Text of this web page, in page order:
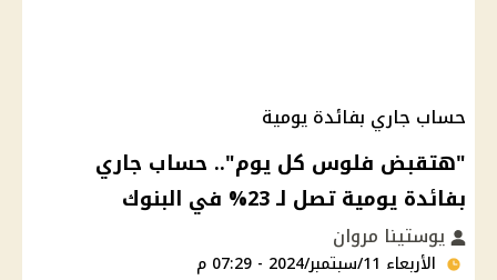
حساب جاري بفائدة يومية
"هتقبض فلوس كل يوم".. حساب جاري
بفائدة يومية تصل لـ 23% في البنوك
يوستينا مروان
الأربعاء 11/سبتمبر/2024 - 07:29 م